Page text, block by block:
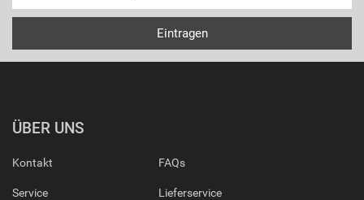
ÜBER UNS
Kontakt
Service
FAQs
Lieferservice